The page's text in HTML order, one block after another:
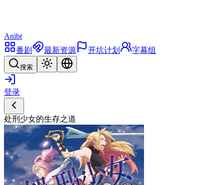
Anibt
番剧
最新资源 开坑计划 字幕组
搜索
登录
处刑少女的生存之道